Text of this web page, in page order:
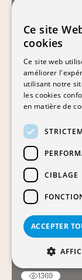
1369
Ce site
cookies
Ce site web
améliorer
utilisant notre
les cookies
en matière de
CIBLAGE
ACCEPTER